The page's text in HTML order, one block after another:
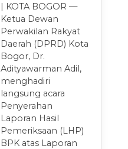
| KOTA BOGOR —
Ketua Dewan
Perwakilan Rakyat
Daerah (DPRD) Kota
Bogor, Dr.
Adityawarman Adil,
menghadiri
langsung acara
Penyerahan
Laporan Hasil
Pemeriksaan (LHP)
BPK atas Laporan